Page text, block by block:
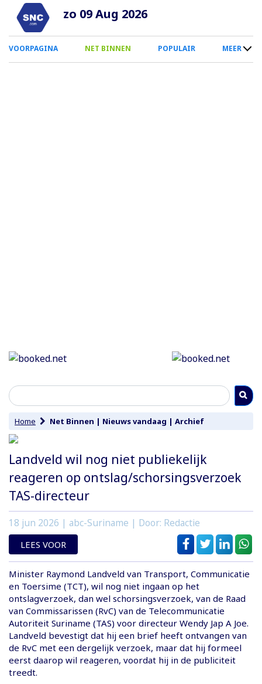
Overslaan
naar
inhoud
zo 09 Aug 2026
0
Smartphone
VOORPAGINA NET BINNEN POPULAIR MEER
Home Net Binnen | Nieuws vandaag | Archief
Landveld wil nog niet publiekelijk
reageren op ontslag/schorsingsverzoek
TAS-directeur
18 jun 2026 | abc-Suriname | Door: Redactie
LEES VOOR
Minister Raymond Landveld van Transport, Communicatie
en Toersime (TCT), wil nog niet ingaan op het
ontslagverzoek, dan wel schorsingsverzoek, van de Raad
van Commissarissen (RvC) van de Telecommunicatie
Autoriteit Suriname (TAS) voor directeur Wendy Jap A Joe.
Landveld bevestigt dat hij een brief heeft ontvangen van
de RvC met een dergelijk verzoek, maar dat hij formeel
eerst daarop wil reageren, voordat hij in de publiciteit
treedt.